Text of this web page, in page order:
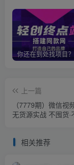
上一篇
（7779期）微信视
无货源实战 不囤货·
相关推荐